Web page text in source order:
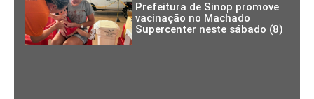
Prefeitura de Sinop promove
vacinação no Machado
Supercenter neste sábado (8)